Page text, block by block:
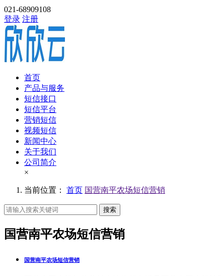
021-68909108
登录 注册
首页
产品与服务
短信接口
短信平台
营销短信
视频短信
新闻中心
关于我们
公司简介
×
当前位置： 首页 国营南平农场短信营销
搜索
国营南平农场短信营销
国营南平农场短信营销